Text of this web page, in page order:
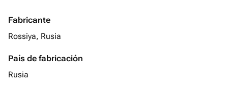
Fabricante
Rossiya, Rusia
País de fabricación
Rusia